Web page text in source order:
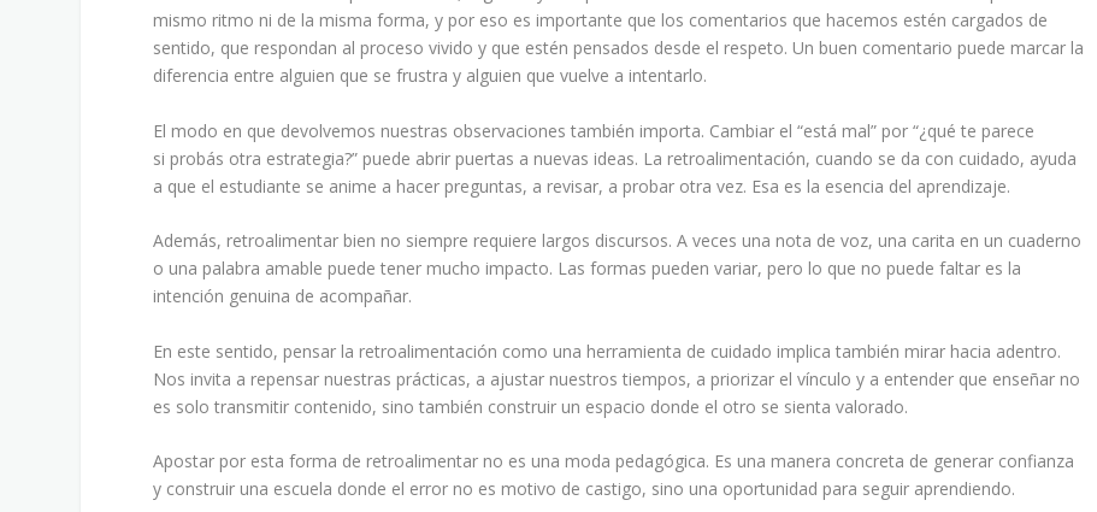
mismo ritmo ni de la misma forma, y por eso es importante que los comentarios que hacemos estén cargados de
sentido, que respondan al proceso vivido y que estén pensados desde el respeto. Un buen comentario puede marcar la
diferencia entre alguien que se frustra y alguien que vuelve a intentarlo.
El modo en que devolvemos nuestras observaciones también importa. Cambiar el “está mal” por “¿qué te parece
si probás otra estrategia?” puede abrir puertas a nuevas ideas. La retroalimentación, cuando se da con cuidado, ayuda
a que el estudiante se anime a hacer preguntas, a revisar, a probar otra vez. Esa es la esencia del aprendizaje.
Además, retroalimentar bien no siempre requiere largos discursos. A veces una nota de voz, una carita en un cuaderno
o una palabra amable puede tener mucho impacto. Las formas pueden variar, pero lo que no puede faltar es la
intención genuina de acompañar.
En este sentido, pensar la retroalimentación como una herramienta de cuidado implica también mirar hacia adentro.
Nos invita a repensar nuestras prácticas, a ajustar nuestros tiempos, a priorizar el vínculo y a entender que enseñar no
es solo transmitir contenido, sino también construir un espacio donde el otro se sienta valorado.
Apostar por esta forma de retroalimentar no es una moda pedagógica. Es una manera concreta de generar confianza
y construir una escuela donde el error no es motivo de castigo, sino una oportunidad para seguir aprendiendo.